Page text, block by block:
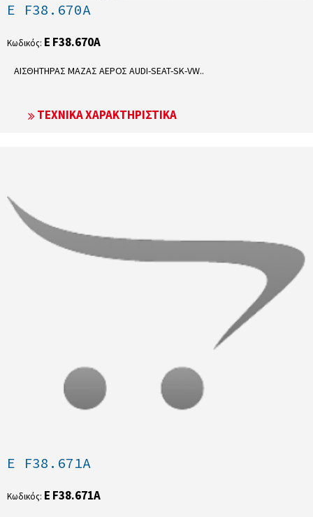
E F38.670A
Κωδικός: E F38.670A
ΑΙΣΘΗΤΗΡΑΣ ΜΑΖΑΣ ΑΕΡΟΣ AUDI-SEAT-SK-VW..
ΤΕΧΝΙΚΆ ΧΑΡΑΚΤΗΡΙΣΤΙΚΆ
E F38.671A
Κωδικός: E F38.671A